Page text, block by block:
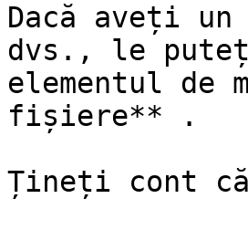
Dacă aveți
dvs., le
elementul de
fișiere** .
Țineți cont